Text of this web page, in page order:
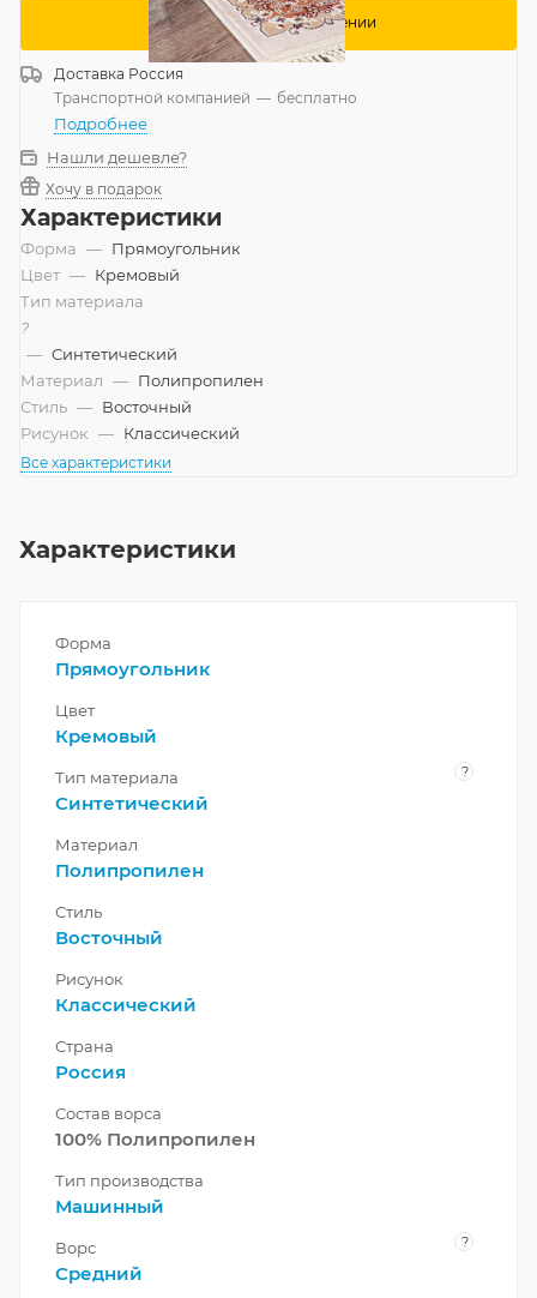
Сообщить о поступлении
Доставка Россия
Транспортной компанией — бесплатно
Подробнее
Нашли дешевле?
Хочу в подарок
Характеристики
Форма — Прямоугольник
Цвет — Кремовый
Тип материала
?
— Синтетический
Материал — Полипропилен
Стиль — Восточный
Рисунок — Классический
Все характеристики
Характеристики
Форма
Прямоугольник
Цвет
Кремовый
Тип материала ?
Синтетический
Материал
Полипропилен
Стиль
Восточный
Рисунок
Классический
Страна
Россия
Состав ворса
100% Полипропилен
Тип производства
Машинный
Ворс ?
Средний